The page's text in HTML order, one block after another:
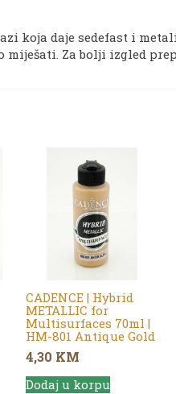
koja daje sedefast i
miješati. Za bolji izgled
CADENCE | Hybrid
METALLIC for
Multisurfaces 70ml |
HM-801 Antique Gold
4,30 KM
Dodaj u korpu